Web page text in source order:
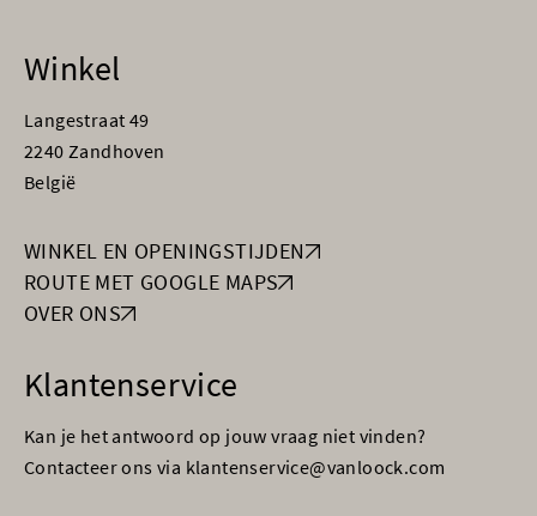
Winkel
Langestraat 49
2240 Zandhoven
België
WINKEL EN OPENINGSTIJDEN
ROUTE MET GOOGLE MAPS
OVER ONS
Klantenservice
Kan je het antwoord op jouw vraag niet vinden?
Contacteer ons via klantenservice@vanloock.com